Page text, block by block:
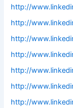
http://
http://
http://
http://
http://
http://
http://